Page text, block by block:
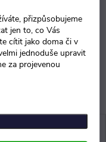
přizpůsobujeme
jen to, co Vás
cítit jako doma či v
jednoduše upravit
za projevenou